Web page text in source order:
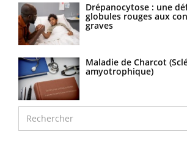
Drépanocytose : une
globules rouges aux
graves
Maladie de Charcot
amyotrophique)